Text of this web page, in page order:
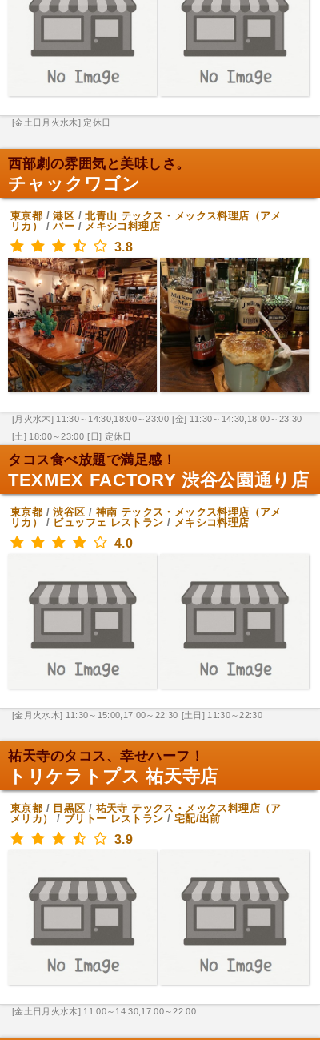
[金土日月火水木] 定休日
西部劇の雰囲気と美味しさ。
チャックワゴン
東京都 /港区 /北青山 テックス・メックス料理店（アメ
リカ）
/バー / メキシコ料理店
3.8
[月火水木] 11:30～14:30,18:00～23:00 [金] 11:30～14:30,18:00～23:30
[土] 18:00～23:00 [日] 定休日
タコス食べ放題で満足感！
TEXMEX FACTORY 渋谷公園通り店
東京都 /渋谷区 / 神南 テックス・メックス料理店（アメ
リカ）
/ ビュッフェ レストラン / メキシコ料理店
4.0
[金月火水木] 11:30～15:00,17:00～22:30 [土日] 11:30～22:30
祐天寺のタコス、幸せハーフ！
トリケラトプス 祐天寺店
東京都 / 目黒区 / 祐天寺 テックス・メックス料理店（ア
メリカ）
/ ブリトー レストラン / 宅配/出前
3.9
[金土日月火水木] 11:00～14:30,17:00～22:00